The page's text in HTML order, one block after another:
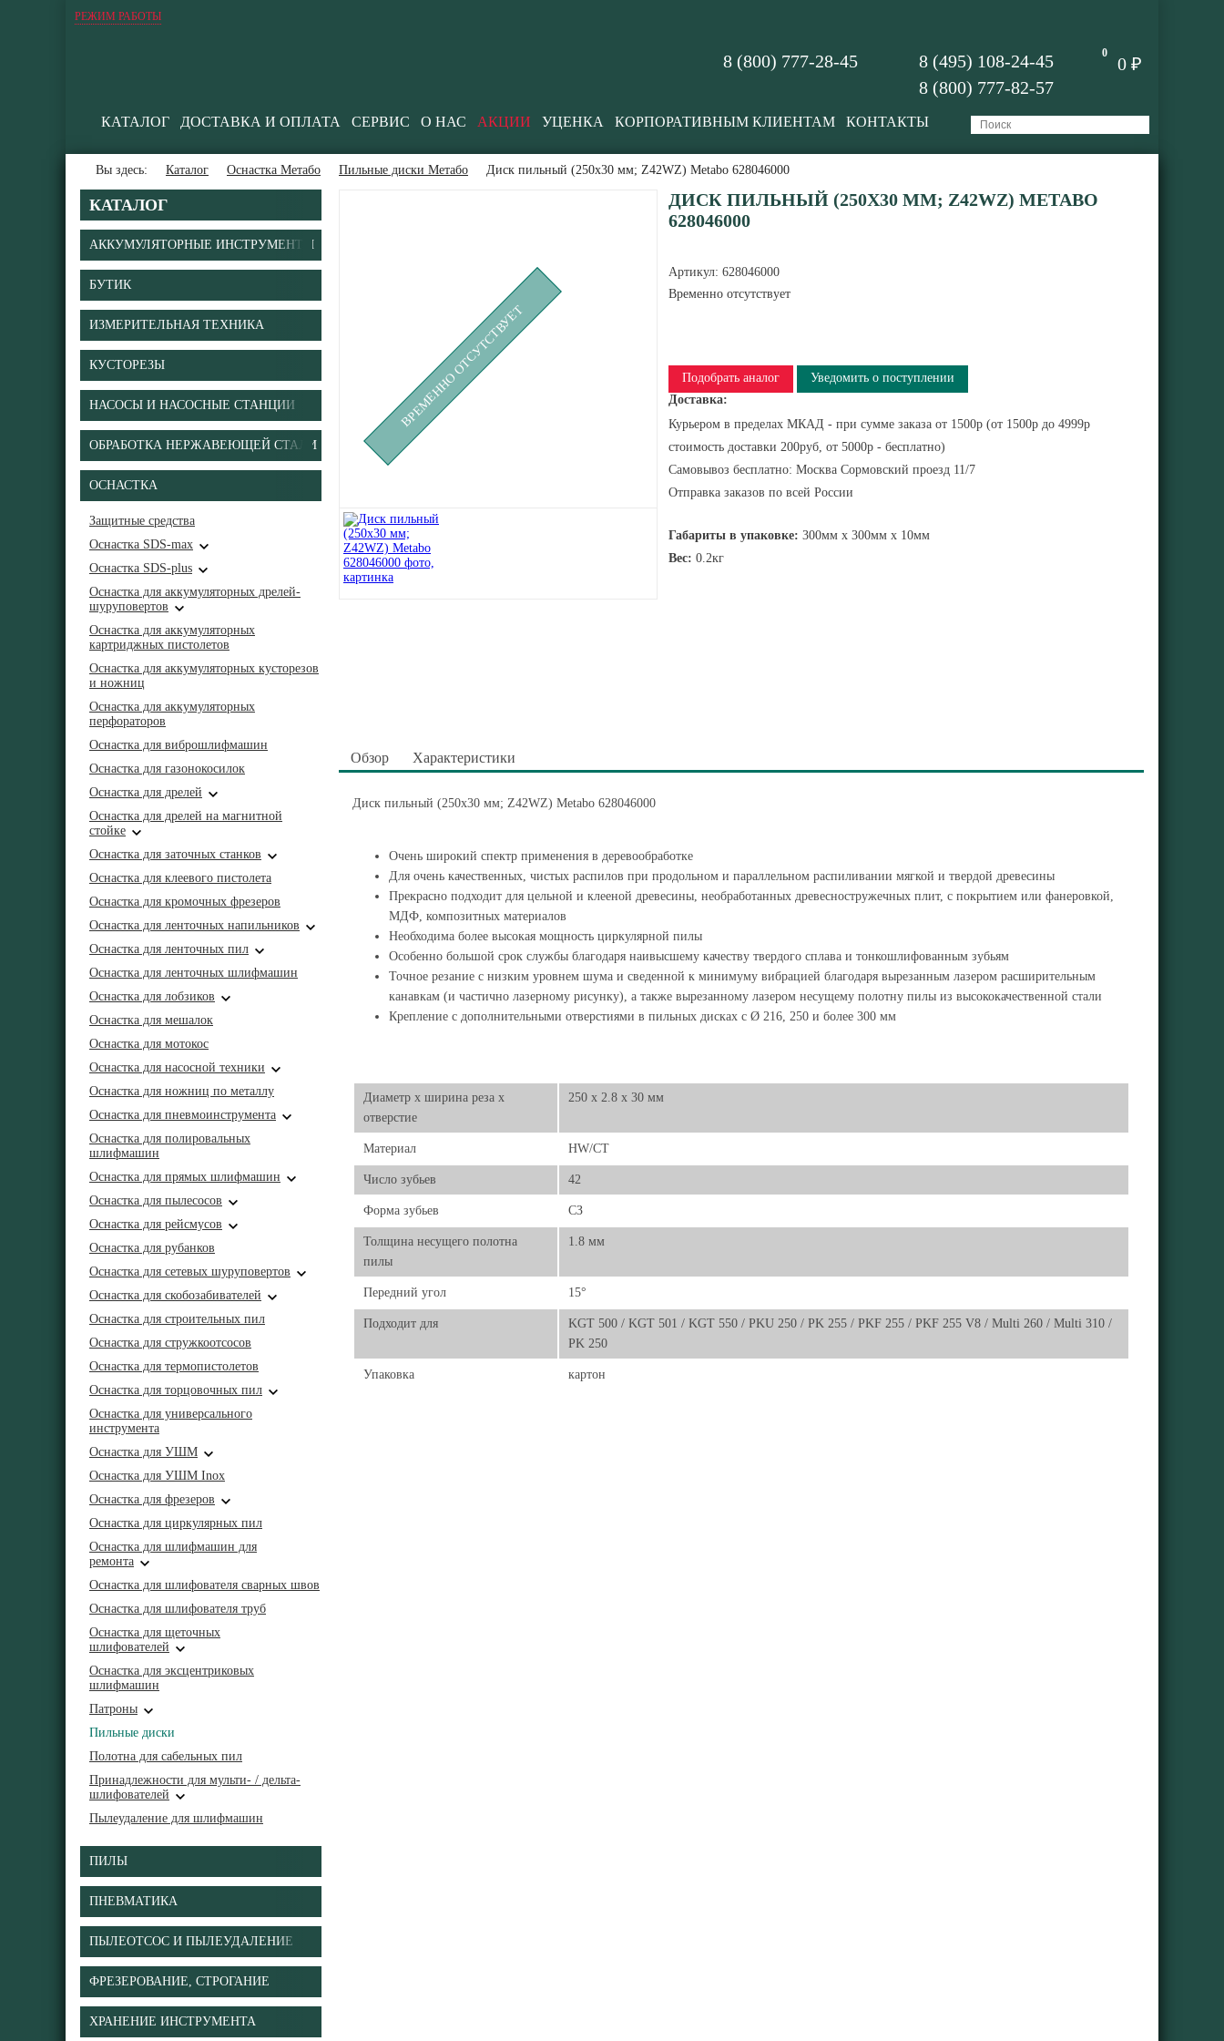
РЕЖИМ РАБОТЫ
0
0 ₽
8 (495) 108-24-45
8 (800) 777-82-57
8 (800) 777-28-45
КАТАЛОГ ДОСТАВКА И ОПЛАТА СЕРВИС О НАС АКЦИИ УЦЕНКА КОРПОРАТИВНЫМ КЛИЕНТАМ КОНТАКТЫ
Вы здесь: Каталог Оснастка Метабо Пильные диски Метабо Диск пильный (250х30 мм; Z42WZ) Metabo 628046000
КАТАЛОГ
АККУМУЛЯТОРНЫЕ ИНСТРУМЕНТЫ
БУТИК
ИЗМЕРИТЕЛЬНАЯ ТЕХНИКА
КУСТОРЕЗЫ
НАСОСЫ И НАСОСНЫЕ СТАНЦИИ
ОБРАБОТКА НЕРЖАВЕЮЩЕЙ СТАЛИ
ОСНАСТКА
Защитные средства
Оснастка SDS-max
Оснастка SDS-plus
Оснастка для аккумуляторных дрелей-
шуруповертов
Оснастка для аккумуляторных
картриджных пистолетов
Оснастка для аккумуляторных кусторезов
и ножниц
Оснастка для аккумуляторных
перфораторов
Оснастка для виброшлифмашин
Оснастка для газонокосилок
Оснастка для дрелей
Оснастка для дрелей на магнитной
стойке
Оснастка для заточных станков
Оснастка для клеевого пистолета
Оснастка для кромочных фрезеров
Оснастка для ленточных напильников
Оснастка для ленточных пил
Оснастка для ленточных шлифмашин
Оснастка для лобзиков
Оснастка для мешалок
Оснастка для мотокос
Оснастка для насосной техники
Оснастка для ножниц по металлу
Оснастка для пневмоинструмента
Оснастка для полировальных
шлифмашин
Оснастка для прямых шлифмашин
Оснастка для пылесосов
Оснастка для рейсмусов
Оснастка для рубанков
Оснастка для сетевых шуруповертов
Оснастка для скобозабивателей
Оснастка для строительных пил
Оснастка для стружкоотсосов
Оснастка для термопистолетов
Оснастка для торцовочных пил
Оснастка для универсального
инструмента
Оснастка для УШМ
Оснастка для УШМ Inox
Оснастка для фрезеров
Оснастка для циркулярных пил
Оснастка для шлифмашин для
ремонта
Оснастка для шлифователя сварных швов
Оснастка для шлифователя труб
Оснастка для щеточных
шлифователей
Оснастка для эксцентриковых
шлифмашин
Патроны
Пильные диски
Полотна для сабельных пил
Принадлежности для мульти- / дельта-
шлифователей
Пылеудаление для шлифмашин
ПИЛЫ
ПНЕВМАТИКА
ПЫЛЕОТСОС И ПЫЛЕУДАЛЕНИЕ
ФРЕЗЕРОВАНИЕ, СТРОГАНИЕ
ХРАНЕНИЕ ИНСТРУМЕНТА
ВРЕМЕННО ОТСУТСТВУЕТ
ДИСК ПИЛЬНЫЙ (250Х30 ММ; Z42WZ) METABO
628046000
Артикул: 628046000
Временно отсутствует
Подобрать аналог
Уведомить о поступлении
Доставка:
Курьером в пределах МКАД - при сумме заказа от 1500р (от 1500р до 4999р
стоимость доставки 200руб, от 5000р - бесплатно)
Самовывоз бесплатно: Москва Сормовский проезд 11/7
Отправка заказов по всей России
Габариты в упаковке: 300мм x 300мм x 10мм
Вес: 0.2кг
Обзор Характеристики
Диск пильный (250х30 мм; Z42WZ) Metabo 628046000
Очень широкий спектр применения в деревообработке
Для очень качественных, чистых распилов при продольном и параллельном распиливании мягкой и твердой древесины
Прекрасно подходит для цельной и клееной древесины, необработанных древесностружечных плит, с покрытием или фанеровкой,
МДФ, композитных материалов
Необходима более высокая мощность циркулярной пилы
Особенно большой срок службы благодаря наивысшему качеству твердого сплава и тонкошлифованным зубьям
Точное резание с низким уровнем шума и сведенной к минимуму вибрацией благодаря вырезанным лазером расширительным
канавкам (и частично лазерному рисунку), а также вырезанному лазером несущему полотну пилы из высококачественной стали
Крепление с дополнительными отверстиями в пильных дисках с Ø 216, 250 и более 300 мм
Диаметр х ширина реза х
отверстие
250 x 2.8 x 30 мм
Материал HW/CT
Число зубьев 42
Форма зубьев СЗ
Толщина несущего полотна
пилы
1.8 мм
Передний угол 15°
Подходит для
KGT 500 / KGT 501 / KGT 550 / PKU 250 / PK 255 / PKF 255 / PKF 255 V8 / Multi 260 / Multi 310 /
PK 250
Упаковка картон